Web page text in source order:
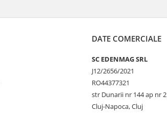
DATE COMERCIALE
SC EDENMAG SRL
J12/2656/2021
RO44377321
str Dunarii nr 144 ap nr 2
Cluj-Napoca, Cluj